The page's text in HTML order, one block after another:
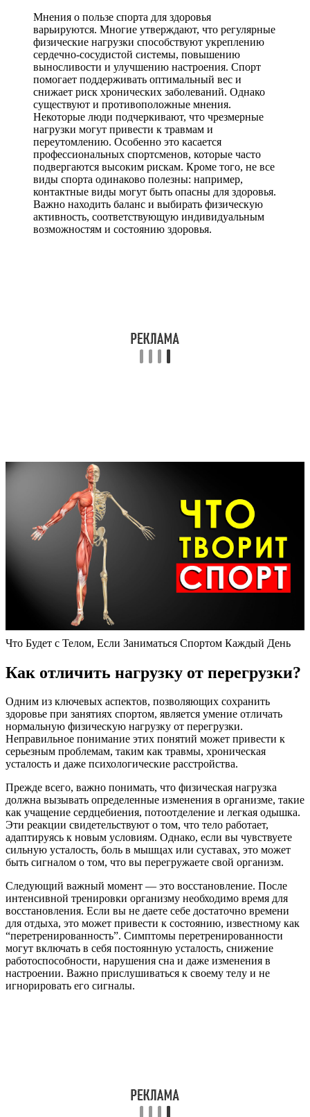
Мнения о пользе спорта для здоровья
варьируются. Многие утверждают, что регулярные
физические нагрузки способствуют укреплению
сердечно-сосудистой системы, повышению
выносливости и улучшению настроения. Спорт
помогает поддерживать оптимальный вес и
снижает риск хронических заболеваний. Однако
существуют и противоположные мнения.
Некоторые люди подчеркивают, что чрезмерные
нагрузки могут привести к травмам и
переутомлению. Особенно это касается
профессиональных спортсменов, которые часто
подвергаются высоким рискам. Кроме того, не все
виды спорта одинаково полезны: например,
контактные виды могут быть опасны для здоровья.
Важно находить баланс и выбирать физическую
активность, соответствующую индивидуальным
возможностям и состоянию здоровья.
Что Будет с Телом, Если Заниматься Спортом Каждый День
Как отличить нагрузку от перегрузки?
Одним из ключевых аспектов, позволяющих сохранить
здоровье при занятиях спортом, является умение отличать
нормальную физическую нагрузку от перегрузки.
Неправильное понимание этих понятий может привести к
серьезным проблемам, таким как травмы, хроническая
усталость и даже психологические расстройства.
Прежде всего, важно понимать, что физическая нагрузка
должна вызывать определенные изменения в организме, такие
как учащение сердцебиения, потоотделение и легкая одышка.
Эти реакции свидетельствуют о том, что тело работает,
адаптируясь к новым условиям. Однако, если вы чувствуете
сильную усталость, боль в мышцах или суставах, это может
быть сигналом о том, что вы перегружаете свой организм.
Следующий важный момент — это восстановление. После
интенсивной тренировки организму необходимо время для
восстановления. Если вы не даете себе достаточно времени
для отдыха, это может привести к состоянию, известному как
“перетренированность”. Симптомы перетренированности
могут включать в себя постоянную усталость, снижение
работоспособности, нарушения сна и даже изменения в
настроении. Важно прислушиваться к своему телу и не
игнорировать его сигналы.